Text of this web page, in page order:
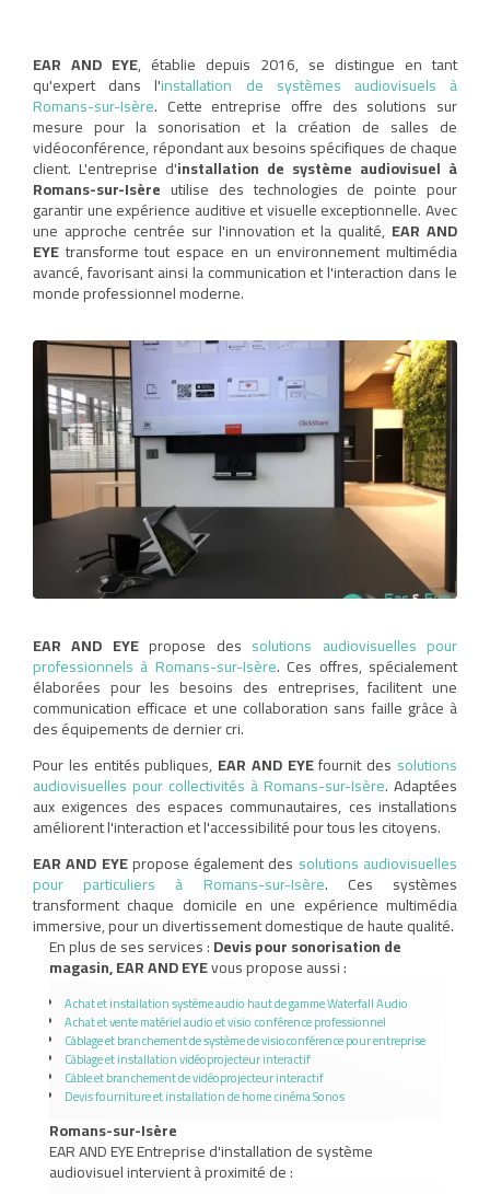
EAR AND EYE, établie depuis 2016, se distingue en tant
qu'expert dans l'installation de systèmes audiovisuels à
Romans-sur-Isère. Cette entreprise offre des solutions sur
mesure pour la sonorisation et la création de salles de
vidéoconférence, répondant aux besoins spécifiques de chaque
client. L'entreprise d'installation de système audiovisuel à
Romans-sur-Isère utilise des technologies de pointe pour
garantir une expérience auditive et visuelle exceptionnelle. Avec
une approche centrée sur l'innovation et la qualité, EAR AND
EYEtransforme tout espace en un environnement multimédia
avancé, favorisant ainsi la communication et l'interaction dans le
monde professionnel moderne.
EAR AND EYEpropose des solutions audiovisuelles pour
professionnels à Romans-sur-Isère. Ces offres, spécialement
élaborées pour les besoins des entreprises, facilitent une
communication efficace et une collaboration sans faille grâce à
des équipements de dernier cri.
Pour les entités publiques, EAR AND EYEfournit des solutions
audiovisuelles pour collectivités à Romans-sur-Isère. Adaptées
aux exigences des espaces communautaires, ces installations
améliorent l'interaction et l'accessibilité pour tous les citoyens.
EAR AND EYEpropose également des solutions audiovisuelles
pour particuliers à Romans-sur-Isère. Ces systèmes
transforment chaque domicile en une expérience multimédia
immersive, pour un divertissement domestique de haute qualité.
En plus de ses services :Devis pour sonorisation de
magasin, EAR AND EYEvous propose aussi :
Achat et installation système audio haut de gamme Waterfall Audio
Achat et vente matériel audio et visio conférence professionnel
Câblage et branchement de système de visioconférence pour entreprise
Câblage et installation vidéoprojecteur interactif
Câble et branchement de vidéoprojecteur interactif
Devis fourniture et installation de home cinéma Sonos
Romans-sur-Isère
EAR AND EYE Entreprise d'installation de système
audiovisuel intervient à proximité de :